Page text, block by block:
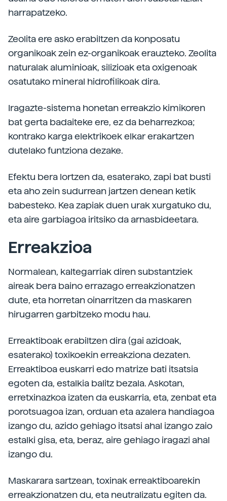
harrapatzeko.
Zeolita ere asko erabiltzen da konposatu
organikoak zein ez-organikoak erauzteko. Zeolita
naturalak aluminioak, silizioak eta oxigenoak
osatutako mineral hidrofilikoak dira.
Iragazte-sistema honetan erreakzio kimikoren
bat gerta badaiteke ere, ez da beharrezkoa;
kontrako karga elektrikoek elkar erakartzen
dutelako funtziona dezake.
Efektu bera lortzen da, esaterako, zapi bat busti
eta aho zein sudurrean jartzen denean ketik
babesteko. Kea zapiak duen urak xurgatuko du,
eta aire garbiagoa iritsiko da arnasbideetara.
Erreakzioa
Normalean, kaltegarriak diren substantziek
aireak bera baino errazago erreakzionatzen
dute, eta horretan oinarritzen da maskaren
hirugarren garbitzeko modu hau.
Erreaktiboak erabiltzen dira (gai azidoak,
esaterako) toxikoekin erreakziona dezaten.
Erreaktiboa euskarri edo matrize bati itsatsia
egoten da, estalkia balitz bezala. Askotan,
erretxinazkoa izaten da euskarria, eta, zenbat eta
porotsuagoa izan, orduan eta azalera handiagoa
izango du, azido gehiago itsatsi ahal izango zaio
estalki gisa, eta, beraz, aire gehiago iragazi ahal
izango du.
Maskarara sartzean, toxinak erreaktiboarekin
erreakzionatzen du, eta neutralizatu egiten da.